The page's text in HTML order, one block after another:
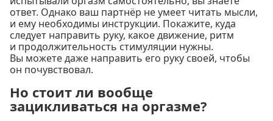
ответ. Однако ваш партнёр не умеет читать мысли,
и ему необходимы инструкции. Покажите, куда
следует направить руку, какое движение, ритм
и продолжительность стимуляции нужны.
Вы можете даже направить его руку своей, чтобы
он почувствовал.
Но стоит ли вообще
зацикливаться на оргазме?